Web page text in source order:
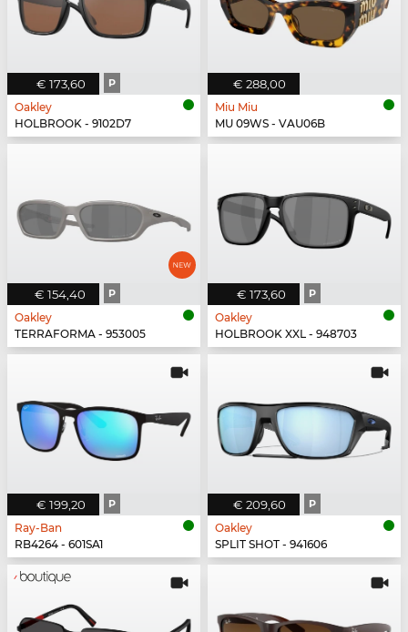
€ 173,60 P
Oakley
HOLBROOK - 9102D7
€ 288,00
Miu Miu
MU 09WS - VAU06B
€ 154,40 P
Oakley
TERRAFORMA - 953005
€ 173,60 P
Oakley
HOLBROOK XXL - 948703
€ 199,20 P
Ray-Ban
RB4264 - 601SA1
€ 209,60 P
Oakley
SPLIT SHOT - 941606